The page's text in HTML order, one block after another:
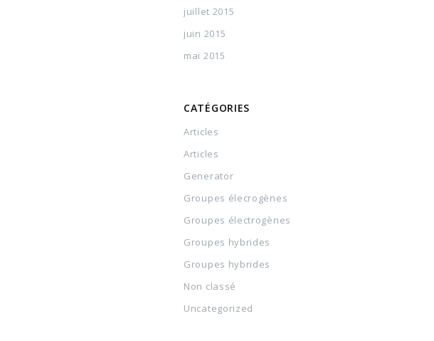
juillet 2015
juin 2015
mai 2015
CATÉGORIES
Articles
Articles
Generator
Groupes élecrogènes
Groupes électrogènes
Groupes hybrides
Groupes hybrides
Non classé
Uncategorized